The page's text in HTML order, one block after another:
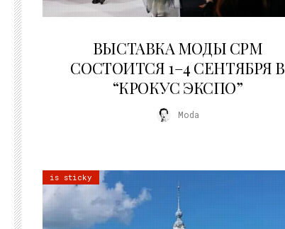
ВЫСТАВКА МОДЫ CPM
СОСТОИТСЯ 1–4 СЕНТЯБРЯ В
“КРОКУС ЭКСПО”
Moda
is sticky